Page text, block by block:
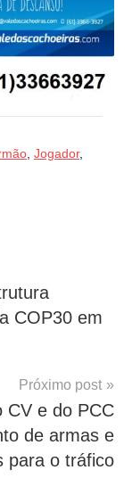
, Jogador,
COP30 em
Próximo post
CV e do PCC
de armas e
para o tráfico